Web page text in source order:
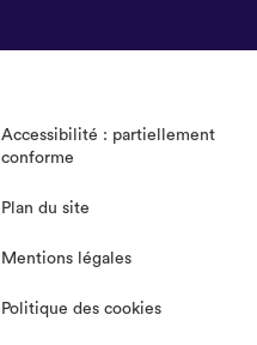
Accessibilité : partiellement
conforme
Plan du site
Mentions légales
Politique des cookies